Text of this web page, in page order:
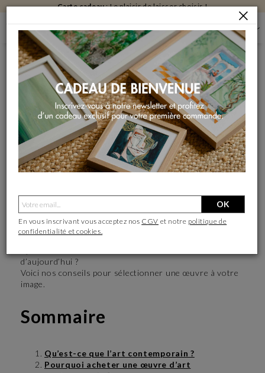
Carte cadeau: Le plaisir de laisser choisir !
CHOISIR UNE ŒUVRE D’ART CONTEMPORAIN
Comment choisir une
œuvre d’art
contemporain ?
Comment sélectionnerune œuvre d’artcontemporain ?
Il n’y a pas de réponse exacte à cette question.
intuition et ses goûts.
L’art suscite des émotions ou pousse à la réflexion. Cela
dépend de la sensibilité de chacun face à une œuvre
d’art.
d’aujourd’hui ?
Voici nos conseils pour sélectionner une œuvre à votre
image.
Sommaire
Qu’est-ce que l’art contemporain ?
Pourquoi acheter une œuvre d’art
OK
En vous inscrivant vous acceptez nos CGV et notre politique de
confidentialité et cookies.